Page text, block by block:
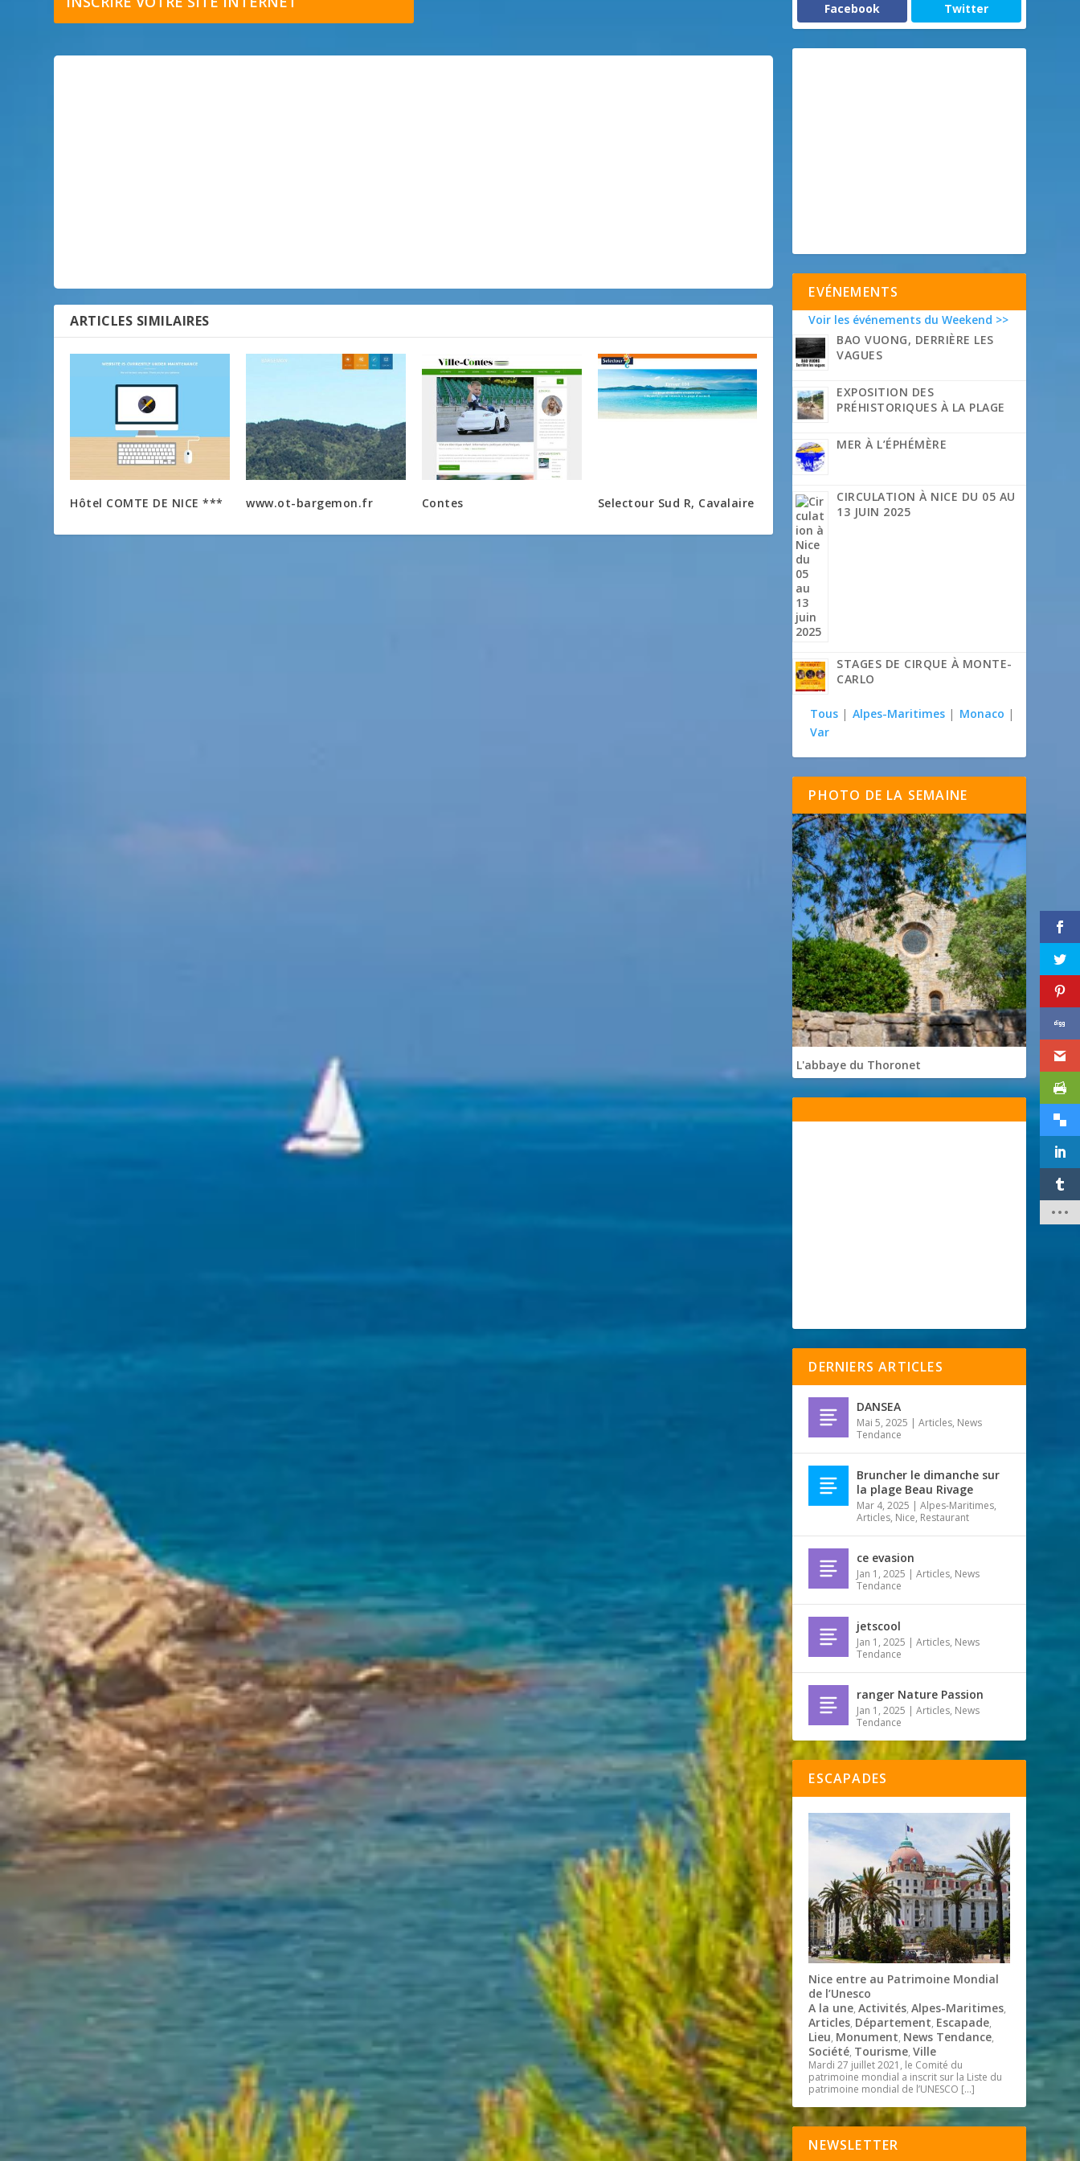
ARTICLES SIMILAIRES
Hôtel COMTE DE NICE *** www.ot-bargemon.fr Contes Selectour Sud R, Cavalaire
Facebook Twitter
EVÉNEMENTS
Voir les événements du Weekend >>
BAO VUONG, DERRIÈRE LES
VAGUES
EXPOSITION DES
PRÉHISTORIQUES À LA PLAGE
MER À L’ÉPHÉMÈRE
CIRCULATION À NICE DU 05 AU
13 JUIN 2025
STAGES DE CIRQUE À MONTE-
CARLO
Tous | Alpes-Maritimes | Monaco |
Var
PHOTO DE LA SEMAINE
L'abbaye du Thoronet
DERNIERS ARTICLES
DANSEA
Mai 5, 2025 |Articles, News
Tendance
Bruncher le dimanche sur
la plage Beau Rivage
Mar 4, 2025 |Alpes-Maritimes,
Articles, Nice, Restaurant
ce evasion
Jan 1, 2025 |Articles, News
Tendance
jetscool
Jan 1, 2025 |Articles, News
Tendance
ranger Nature Passion
Jan 1, 2025 |Articles, News
Tendance
ESCAPADES
Nice entre au Patrimoine Mondial
de l’Unesco
A la une,Activités,Alpes-Maritimes,
Articles, Département, Escapade,
Lieu, Monument, News Tendance,
Société, Tourisme,Ville
Mardi 27 juillet 2021, le Comité du
patrimoine mondial a inscrit sur la Liste du
patrimoine mondial de l’UNESCO […]
NEWSLETTER